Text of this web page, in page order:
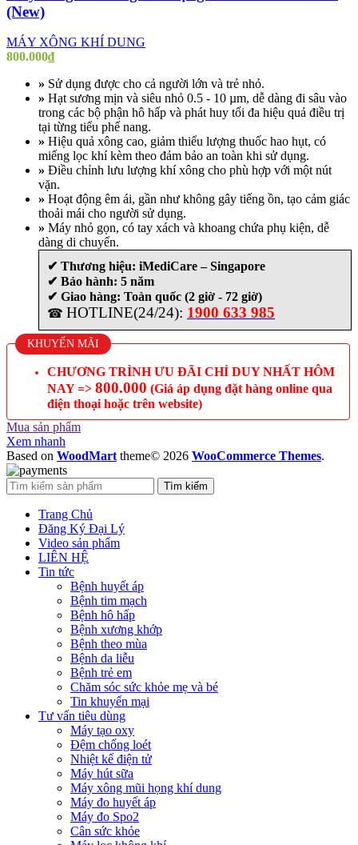
(New)
MÁY XÔNG KHÍ DUNG
800.000₫
» Sử dụng được cho cả người lớn và trẻ nhỏ.
» Hạt sương mịn và siêu nhỏ 0.5 - 10 µm, dễ dàng đi sâu vào
trong các bộ phận hô hấp và phát huy tối đa hiệu quả điều trị
tại từng tiểu phế nang.
» Hiệu quả xông cao, giảm thiểu lượng thuốc hao hụt, có
miếng lọc khí kèm theo đảm bảo an toàn khi sử dụng.
» Điều chỉnh lưu lượng khí xông cho phù hợp với một nút
vặn.
» Hoạt động êm ái, gần như không gây tiếng ồn, tạo cảm giác
thoải mái cho người sử dụng.
» Máy nhỏ gọn, có tay xách và khoang chứa phụ kiện, dễ
dàng di chuyển.
✔ Thương hiệu: iMediCare – Singapore
✔ Bảo hành: 5 năm
✔ Giao hàng: Toàn quốc (2 giờ - 72 giờ)
☎ HOTLINE(24/24): 1900 633 985
KHUYẾN MÃI
CHƯƠNG TRÌNH ƯU ĐÃI CHỈ DUY NHẤT HÔM
NAY => 800.000 (Giá áp dụng đặt hàng online qua
điện thoại hoặc trên website)
Mua sản phẩm
Xem nhanh
Based on WoodMarttheme© 2026 WooCommerce Themes.
Tìm kiếm
Trang Chủ
Đăng Ký Đại Lý
Video sản phẩm
LIÊN HỆ
Tin tức
Bệnh huyết áp
Bệnh tim mạch
Bệnh hô hấp
Bệnh xương khớp
Bệnh theo mùa
Bệnh da liễu
Bệnh trẻ em
Chăm sóc sức khỏe mẹ và bé
Tin khuyến mại
Tư vấn tiêu dùng
Máy tạo oxy
Đệm chống loét
Nhiệt kế điện tử
Máy hút sữa
Máy xông mũi họng khí dung
Máy đo huyết áp
Máy đo Spo2
Cân sức khỏe